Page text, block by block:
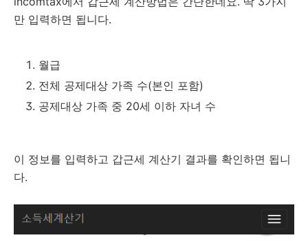
만 입력하면 됩니다.
월급
전체 공제대상 가족 수(본인 포함)
공제대상 가족 중 20세 이하 자녀 수
이 정보를 입력하고 갑근세 계산기 결과를 확인하면 됩니
다.